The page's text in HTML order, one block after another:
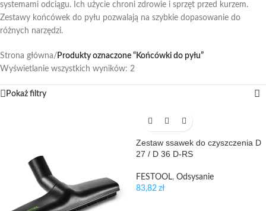
systemami odciągu. Ich użycie chroni zdrowie i sprzęt przed kurzem.
Zestawy końcówek do pyłu pozwalają na szybkie dopasowanie do
różnych narzędzi.
Strona główna/ Produkty oznaczone “Końcówki do pyłu”
Wyświetlanie wszystkich wyników: 2
Pokaż filtry
Zestaw ssawek do czyszczenia D
27 / D 36 D-RS
FESTOOL, Odsysanie
83,82 zł